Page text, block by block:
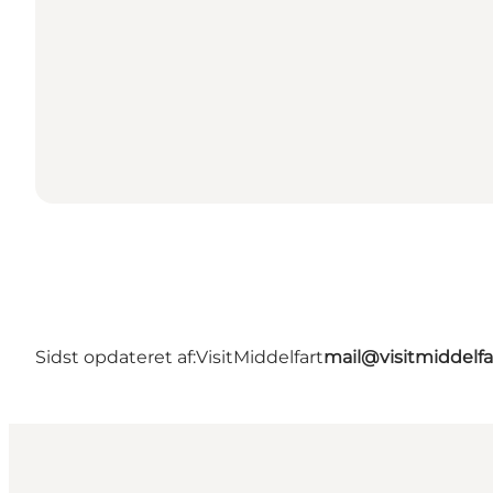
Sidst opdateret af:VisitMiddelfart